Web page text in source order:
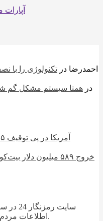
آپارات
احمدرضا در تکنولوژی را با
در همتا سیستم مشکل گم
خروج ۵۸۹ میلیون
اطلاعات مردم از دنیای رمز ارز ها راه اندازی گردید.